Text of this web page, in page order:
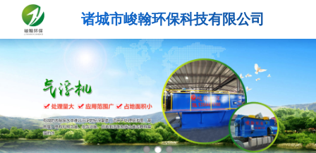
诸城市峻翰环保科技有限公司